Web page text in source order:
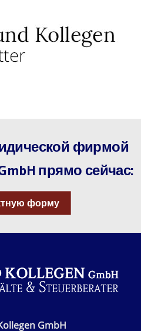
фирмой
прямо сейчас:
форму
GmbH